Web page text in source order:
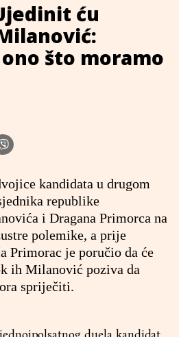
ću
što moramo
kandidata u drugom
republike
i Dragana Primorca na
polemike, a prije
Primorac je poručio da će
ih Milanović poziva da
spriječiti.